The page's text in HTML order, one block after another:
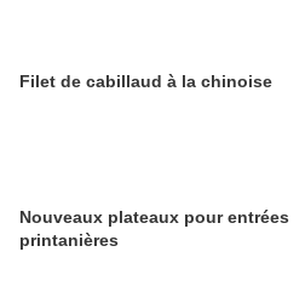
Filet de cabillaud à la chinoise
Nouveaux plateaux pour entrées
printanières